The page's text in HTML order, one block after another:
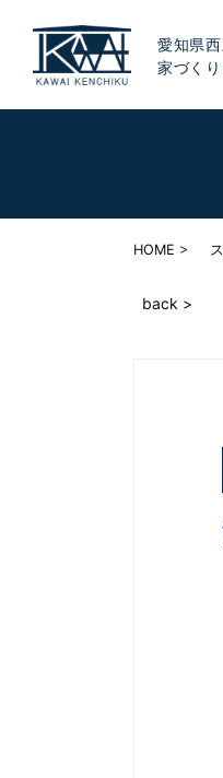
愛知県
家づく
HOME
back >